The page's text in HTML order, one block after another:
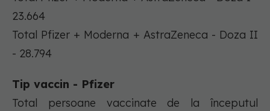
23.664
Total Pfizer + Moderna + AstraZeneca - Doza II
- 28.794
Tip vaccin - Pfizer
Total persoane vaccinate de la începutul